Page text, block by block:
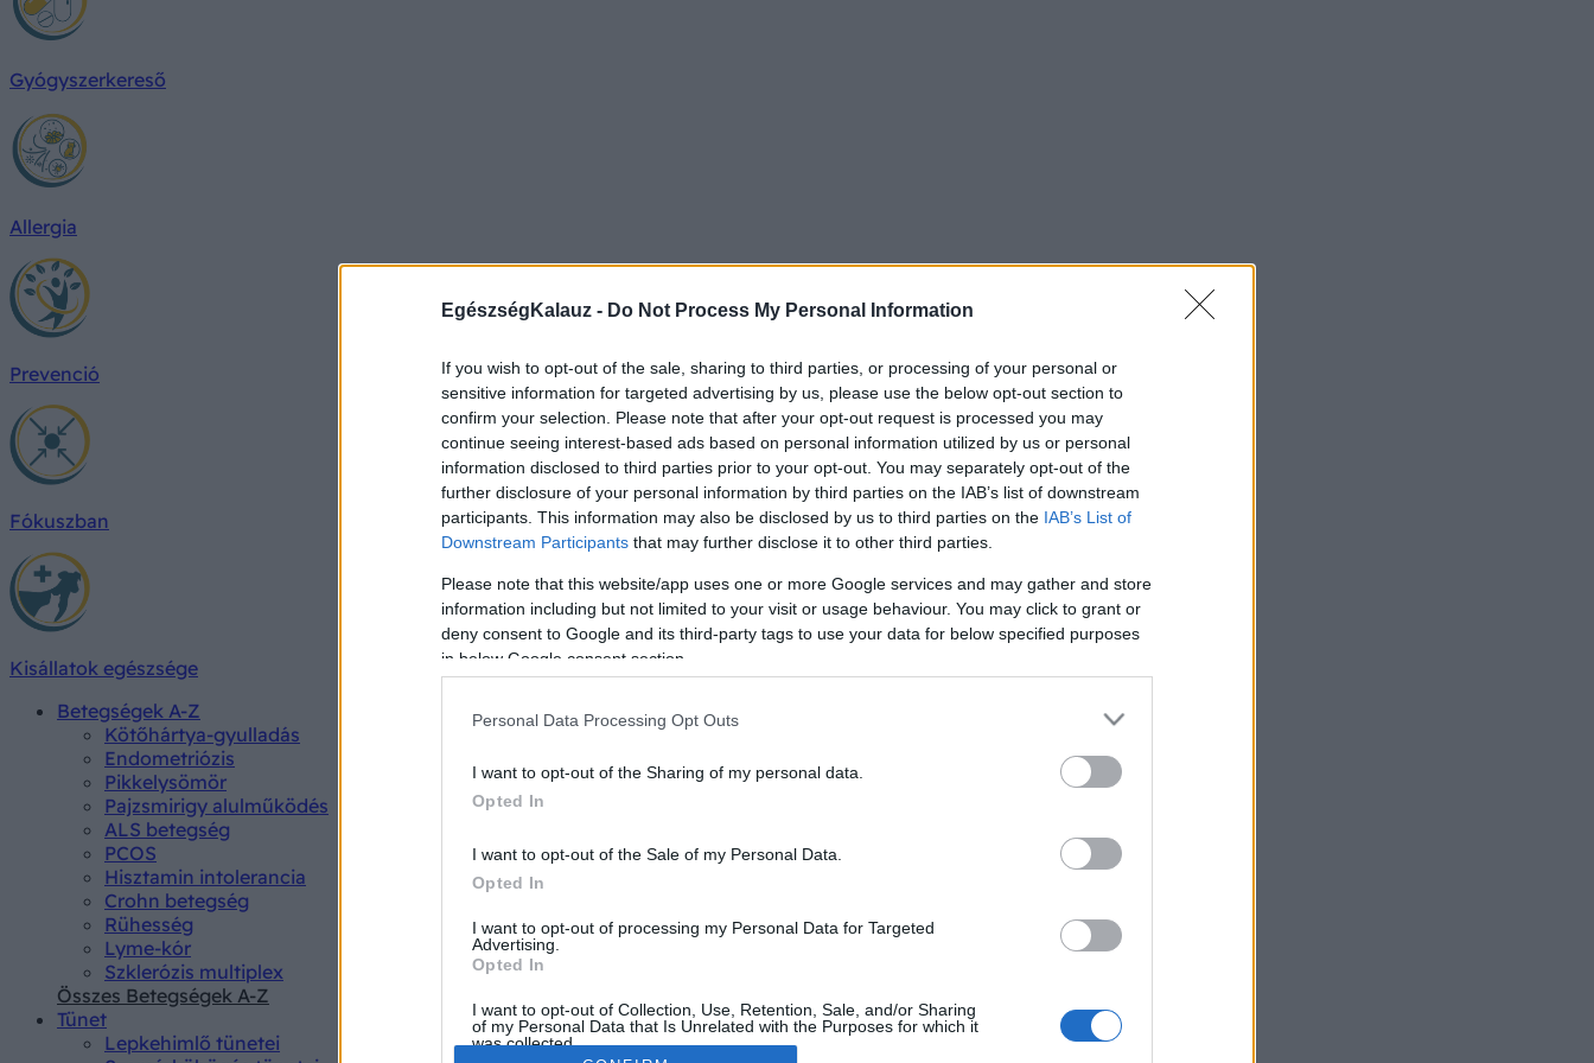
EgészségKalauz - Do Not Process My Personal Information
If you wish to opt-out of the sale, sharing to third parties, or processing of your personal or
sensitive information for targeted advertising by us, please use the below opt-out section to
confirm your selection. Please note that after your opt-out request is processed you may
continue seeing interest-based ads based on personal information utilized by us or personal
information disclosed to third parties prior to your opt-out. You may separately opt-out of the
further disclosure of your personal information by third parties on the IAB’s list of downstream
participants. This information may also be disclosed by us to third parties on the IAB’s List of
Downstream Participants that may further disclose it to other third parties.
Please note that this website/app uses one or more Google services and may gather and store
information including but not limited to your visit or usage behaviour. You may click to grant or
deny consent to Google and its third-party tags to use your data for below specified purposes
in below Google consent section.
Personal Data Processing Opt Outs
I want to opt-out of the Sharing of my personal data.
Opted In
I want to opt-out of the Sale of my Personal Data.
Opted In
I want to opt-out of processing my Personal Data for Targeted
Advertising.
Opted In
I want to opt-out of Collection, Use, Retention, Sale, and/or Sharing
of my Personal Data that Is Unrelated with the Purposes for which it
was collected.
Gyógyszerkereső
Allergia
Prevenció
Fókuszban
Kisállatok egészsége
Betegségek A-Z
Kötőhártya-gyulladás
Endometriózis
Pikkelysömör
Pajzsmirigy alulműködés
ALS betegség
PCOS
Hisztamin intolerancia
Crohn betegség
Rühesség
Lyme-kór
Szklerózis multiplex
Összes Betegségek A-Z
Tünet
Lepkehimlő tünetei